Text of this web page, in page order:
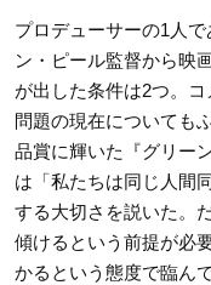
プロデューサーの1人
ン・ピール監督から映
が出した条件は2つ。
問題の現在についても
品賞に輝いた『グリー
は「私たちは同じ人間
する大切さを説いた。
傾けるという前提が必
かるという態度で臨ん